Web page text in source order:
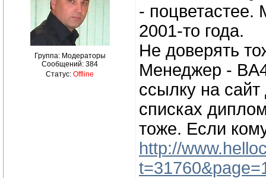
Группа: Модераторы
Сообщений: 384
Статус: Offline
- поцветастее.
2001-то года.
Не доверять
Менеджер -
ссылку на
списках
тоже. Если
http://